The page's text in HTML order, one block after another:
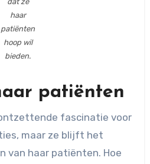
haar
patiënten
hoop wil
bieden.
patiënten
fascinatie voor
maar ze blijft het
van haar patiënten. Hoe